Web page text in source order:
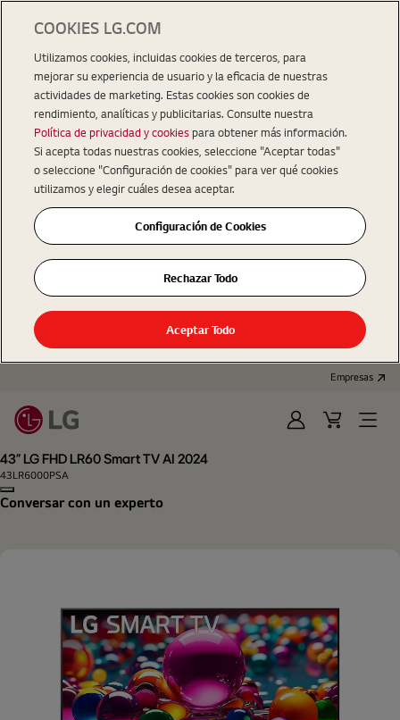
Empresas
IniciarCart
Open
43" LG FHD LR60 Smart TV AI 2024
43LR6000PSA
Copy model name
Conversar con un experto
COOKIES LG.COM
Utilizamos cookies, incluidas cookies de terceros, para
mejorar su experiencia de usuario y la eficacia de nuestras
actividades de marketing. Estas cookies son cookies de
rendimiento, analíticas y publicitarias. Consulte nuestra
Política de privacidad y cookiespara obtener más información.
Si acepta todas nuestras cookies, seleccione "Aceptar todas"
o seleccione "Configuración de cookies" para ver qué cookies
utilizamos y elegir cuáles desea aceptar.
Configuración de Cookies
Rechazar Todo
Aceptar Todo